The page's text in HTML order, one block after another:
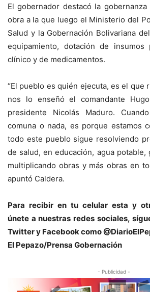
El gobernador destacó la
obra a la que luego el Ministerio del
Salud y la Gobernación Bolivariana
equipamiento, dotación de insumos
clínico y de medicamentos.
“El pueblo es quién ejecuta, es el que
nos lo enseñó el comandante
presidente Nicolás Maduro.
comuna o nada, es porque estamos
todo este pueblo sigue resolviendo
de salud, en educación, agua potable,
multiplicando obras y más obras en
apuntó Caldera.
Para recibir en tu celular esta y
únete a nuestras redes sociales,
Twitter y Facebook como
El Pepazo/Prensa Gobernación
- Publicidad -